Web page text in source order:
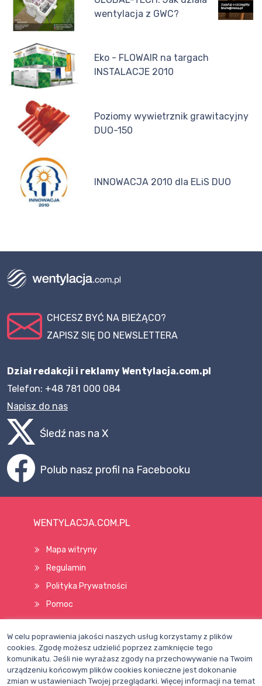
wentylacja z GWC?
Eko - FLOWAIR na targach
INSTALACJE 2010
Poziomy wywietrznik grawitacyjny
DUO-150
INNOWACJA 2010 dla ELiS DUO
CHCESZ BYĆ NA BIEŻĄCO?
ZAPISZ SIĘ DO NEWSLETTERA
Dział redakcji i reklamy Wentylacja.com.pl
Telefon: +48 781 000 084
Napisz do nas
Śledź nas na X
Polub nasz profil na Facebooku
WENTYLACJA.COM.PL
Mapa witryny
Regulamin
Polityka Prywatności
Pomoc
Wszelkie prawa zastrzeżone © 1998–2026
W celu poprawienia jakości naszych usług korzystamy z plików
cookies. Zgodę możesz udzielić poprzez zamknięcie tego
komunikatu. Jeśli nie wyrażasz zgody na przechowywanie na Twoim
urządzeniu końcowym plików cookies konieczne jest dokonanie
zmian w ustawieniach Twojej przeglądarki. Więcej informacji na temat